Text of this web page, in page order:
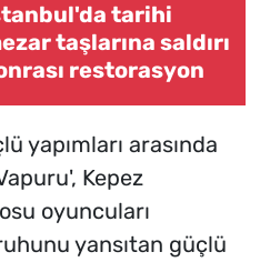
tarihi
taşlarına saldırı
restorasyon
yapımları arasında
Kepez
oyuncuları
yansıtan güçlü